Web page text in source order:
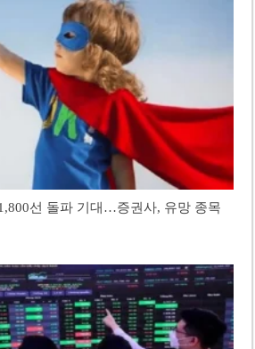
선 돌파 기대…증권사, 유망 종목